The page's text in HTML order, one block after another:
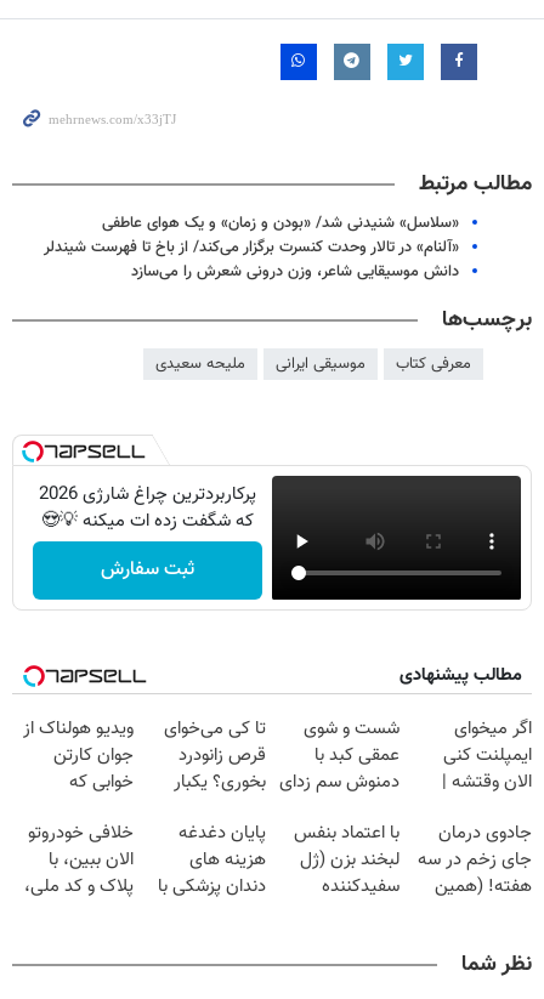
مطالب مرتبط
«سلاسل» شنیدنی شد/ «بودن و زمان» و یک هوای عاطفی
«آلنام» در تالار وحدت کنسرت برگزار می‌کند/ از باخ تا فهرست شیندلر
دانش موسیقایی شاعر، وزن درونی شعرش را می‌سازد
برچسب‌ها
معرفی کتاب موسیقی ایرانی ملیحه سعیدی
پرکاربردترین چراغ شارژی 2026
که شگفت زده ات میکنه 💡😍
ثبت سفارش
مطالب پیشنهادی
اگر میخوای
ایمپلنت کنی
الان وقتشه |
میلیون تومان!!!
شست و شوی
عمقی کبد با
دمنوش سم زدای
تا کی می‌خوای
قرص زانودرد
بخوری؟ یکبار
کن
ویدیو هولناک از
جوان کارتن
خوابی که
آموزش رایگان
جادوی درمان
جای زخم در سه
هفته! (همین
با اعتماد بنفس
لبخند بزن (ژل
سفیدکننده
پایان دغدغه
هزینه های
دندان پزشکی با
خلافی خودروتو
الان ببین، با
پلاک و کد ملی،
نظر شما